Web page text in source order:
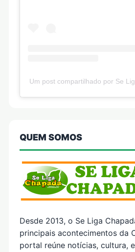
Um post compartilhado por Se
QUEM SOMOS
Desde 2013, o Se Liga
principais acontecimentos da
portal reúne notícias, cultura,